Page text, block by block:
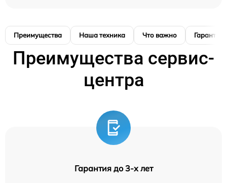
Преимущества Наша техника Что важно Гарантия
Преимущества сервис-
центра
Гарантия до 3-х лет